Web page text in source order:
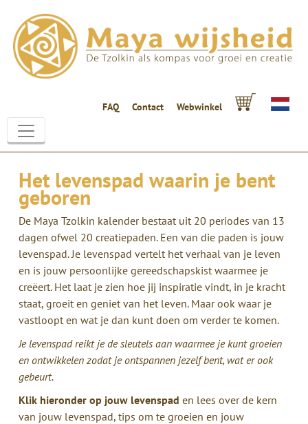
FAQ Contact Webwinkel
Het levenspad waarin je bent
geboren
De Maya Tzolkin kalender bestaat uit 20 periodes van 13
dagen ofwel 20 creatiepaden. Een van die paden is jouw
levenspad. Je levenspad vertelt het verhaal van je leven
en is jouw persoonlijke gereedschapskist waarmee je
creëert. Het laat je zien hoe jij inspiratie vindt, in je kracht
staat, groeit en geniet van het leven. Maar ook waar je
vastloopt en wat je dan kunt doen om verder te komen.
Je levenspad reikt je de sleutels aan waarmee je kunt groeien
en ontwikkelen zodat je ontspannen jezelf bent, wat er ook
gebeurt.
Klik hieronder op jouw levenspad en lees over de kern
van jouw levenspad, tips om te groeien en jouw